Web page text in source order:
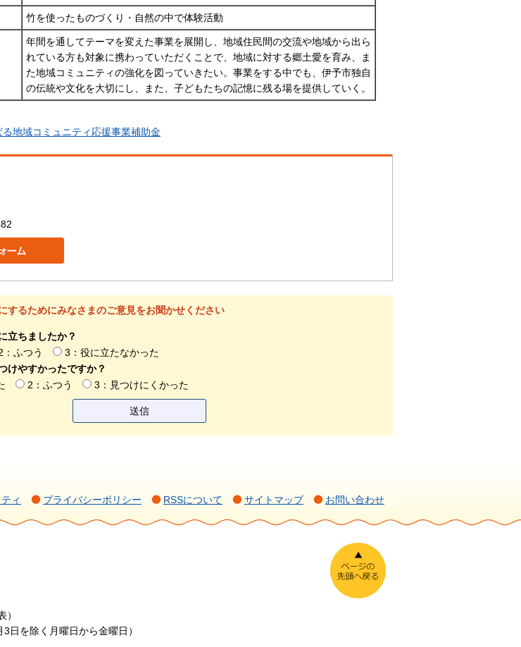
竹を使ったものづくり・自然の中で体験活動
年間を通してテーマを変えた事業を展開し、地域住民間の交流や地域から出ら
れている方も対象に携わっていただくことで、地域に対する郷土愛を育み、ま
た地域コミュニティの強化を図っていきたい。事業をする中でも、伊予市独自
の伝統や文化を大切にし、また、子どもたちの記憶に残る場を提供していく。
地域コミュニティ応援事業補助金
するためにみなさまのご意見をお聞かせください
立ちましたか？
：ふつう
3：役に立たなかった
けやすかったですか？
2：ふつう 3：見つけにくかった
ィ プライバシーポリシー RSSについて サイトマップ お問い合わせ
日を除く月曜日から金曜日）